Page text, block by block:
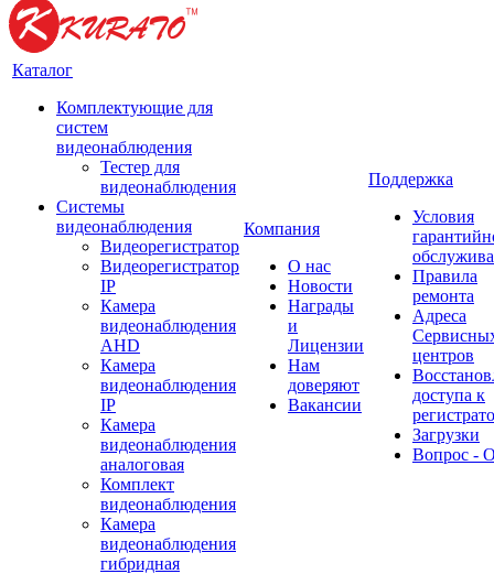
Каталог
Комплектующие для
систем
видеонаблюдения
Тестер для
видеонаблюдения
Системы
видеонаблюдения
Видеорегистратор
Видеорегистратор
IP
Камера
видеонаблюдения
AHD
Камера
видеонаблюдения
IP
Камера
видеонаблюдения
аналоговая
Комплект
видеонаблюдения
Камера
видеонаблюдения
гибридная
Компания
О нас
Новости
Награды
и
Лицензии
Нам
доверяют
Вакансии
Поддержка
Условия
Правила
ремонта
Адреса
центров
доступа к
Загрузки
Вопрос -